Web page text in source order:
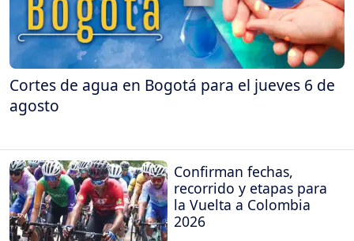
Cortes de agua en Bogotá para el jueves 6 de
agosto
Confirman fechas,
recorrido y etapas para
la Vuelta a Colombia
2026